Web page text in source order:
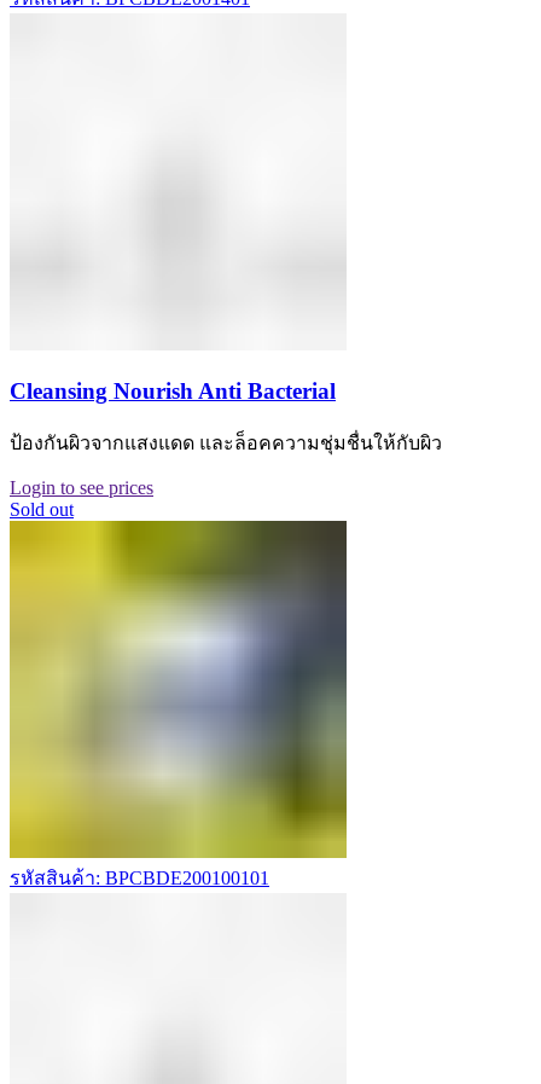
Cleansing Nourish Anti Bacterial
ป้องกันผิวจากแสงแดด และล็อคความชุ่มชื่นให้กับผิว
Login to see prices
Sold out
รหัสสินค้า: BPCBDE200100101